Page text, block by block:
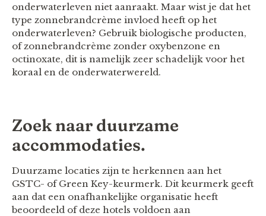
onderwaterleven niet aanraakt. Maar wist je dat het
type zonnebrandcrème invloed heeft op het
onderwaterleven? Gebruik biologische producten,
of zonnebrandcrème zonder oxybenzone en
octinoxate, dit is namelijk zeer schadelijk voor het
koraal en de onderwaterwereld.
Zoek naar duurzame
accommodaties.
Duurzame locaties zijn te herkennen aan het
GSTC- of Green Key-keurmerk. Dit keurmerk geeft
aan dat een onafhankelijke organisatie heeft
beoordeeld of deze hotels voldoen aan